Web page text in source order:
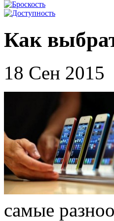
Как
18 Сен 2015
самые